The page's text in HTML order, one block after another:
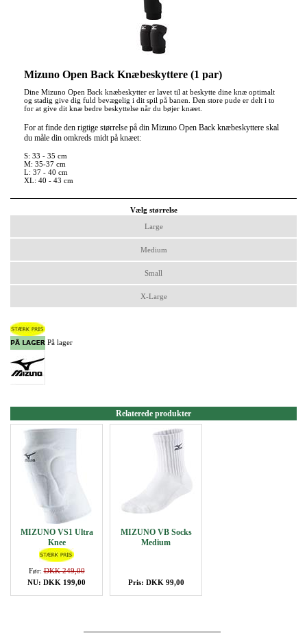
Mizuno Open Back Knæbeskyttere (1 par)
Dine Mizuno Open Back knæbeskytter er lavet til at beskytte dine knæ optimalt
og stadig give dig fuld bevægelig i dit spil på banen. Den store pude er delt i to
for at give dit knæ bedre beskyttelse når du bøjer knæet.
For at finde den rigtige størrelse på din Mizuno Open Back knæbeskyttere skal
du måle din omkreds midt på knæet:
S: 33 - 35 cm
M: 35-37 cm
L: 37 - 40 cm
XL: 40 - 43 cm
Vælg størrelse
Large
Medium
Small
X-Large
På lager
Relaterede produkter
MIZUNO VS1 Ultra
Knee
Før:DKK 249,00
NU: DKK 199,00
MIZUNO VB Socks
Medium
Pris: DKK 99,00